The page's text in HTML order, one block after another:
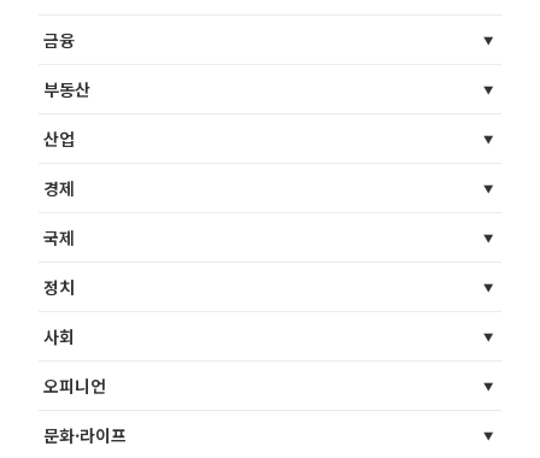
금융
부동산
산업
경제
국제
정치
사회
오피니언
문화·라이프